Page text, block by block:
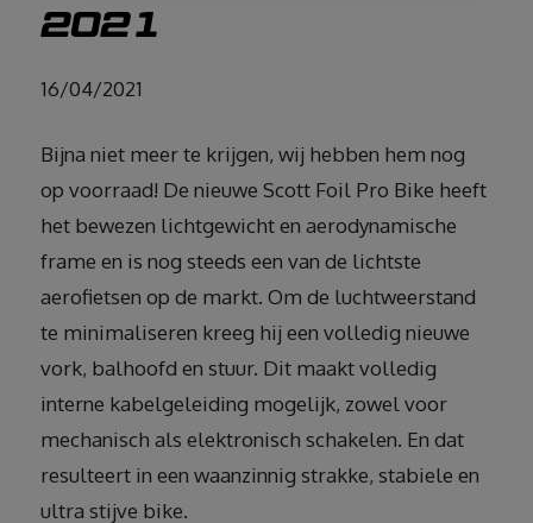
2021
16/04/2021
Bijna niet meer te krijgen, wij hebben hem nog
op voorraad! De nieuwe Scott Foil Pro Bike heeft
het bewezen lichtgewicht en aerodynamische
frame en is nog steeds een van de lichtste
aerofietsen op de markt. Om de luchtweerstand
te minimaliseren kreeg hij een volledig nieuwe
vork, balhoofd en stuur. Dit maakt volledig
interne kabelgeleiding mogelijk, zowel voor
mechanisch als elektronisch schakelen. En dat
resulteert in een waanzinnig strakke, stabiele en
ultra stijve bike.